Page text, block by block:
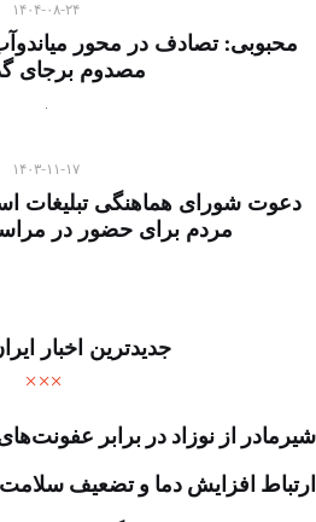
۱۴۰۴-۰۸-۲۴
محبوبی: تصادف در محور
مصدوم برجای
۱۴۰۳-۱۱-۱۷
دعوت شورای هماهنگی تبلیغات
مردم برای حضور در
جدیدترین اخبار
شیرمادر از نوزاد در برابر
ارتباط افزایش دما و تضعیف